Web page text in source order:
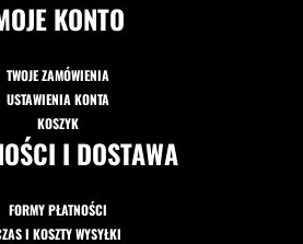
KONTO
TWOJE ZAMÓWIENIA
USTAWIENIA KONTA
KOSZYK
I DOSTAWA
FORMY PŁATNOŚCI
I KOSZTY WYSYŁKI